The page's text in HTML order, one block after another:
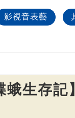
影視音表藝
蛾生存